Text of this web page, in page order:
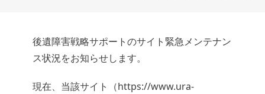
後遺障害戦略サポートのサイト緊急メンテナン
ス状況をお知らせします。
現在、当該サイト（https://www.ura-